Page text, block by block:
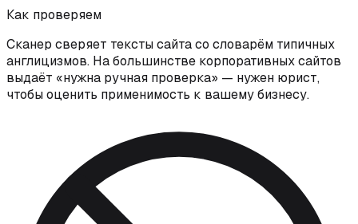
Как проверяем
Сканер сверяет тексты сайта со словарём типичных
англицизмов. На большинстве корпоративных сайтов
выдаёт «нужна ручная проверка» — нужен юрист,
чтобы оценить применимость к вашему бизнесу.